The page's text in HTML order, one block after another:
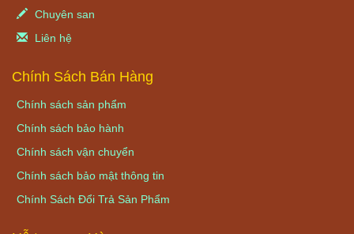
Chuyên san
Liên hệ
Chính Sách Bán Hàng
Chính sách sản phẩm
Chính sách bảo hành
Chính sách vận chuyển
Chính sách bảo mật thông tin
Chính Sách Đổi Trả Sản Phẩm